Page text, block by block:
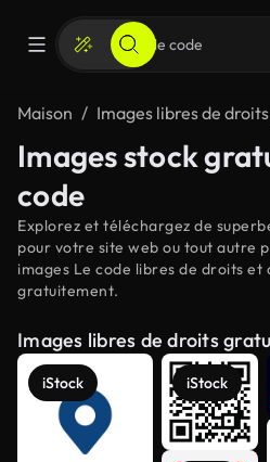
Maison Images libres de
Images stock
code
Explorez et téléchargez de
pour votre site web ou tout autre
images Le code libres de droits et
gratuitement.
Images libres de droits
iStock iStock